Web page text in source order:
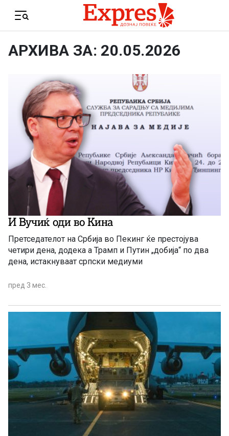
Menu
АРХИВА ЗА: 20.05.2026
И Вучиќ оди во Кина
Претседателот на Србија во Пекинг ќе престојува
четири дена, додека а Трамп и Путин „добија“ по два
дена, истакнуваат српски медиуми
пред 3 мес.